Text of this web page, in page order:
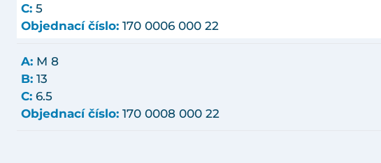
C: 5
Objednací číslo: 170 0006 000 22
A: M 8
B: 13
C: 6.5
Objednací číslo: 170 0008 000 22